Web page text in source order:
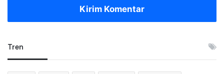
Kirim Komentar
Tren